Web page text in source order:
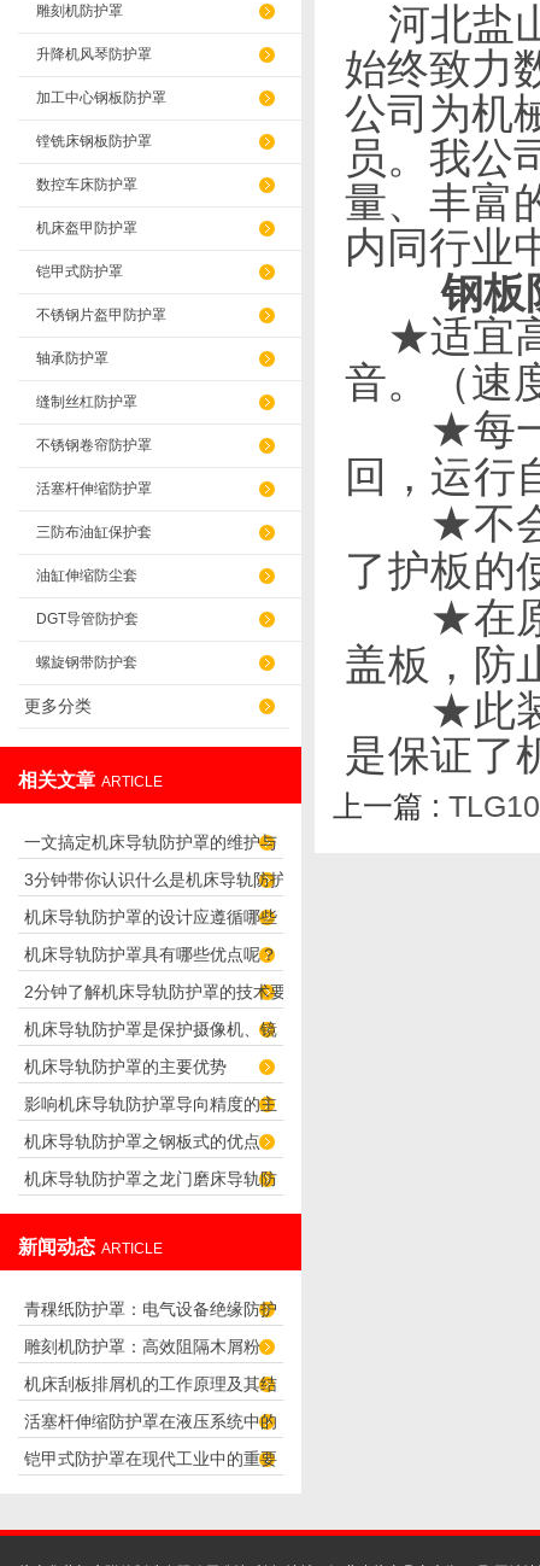
雕刻机防护罩
升降机风琴防护罩
加工中心钢板防护罩
镗铣床钢板防护罩
数控车床防护罩
机床盔甲防护罩
铠甲式防护罩
不锈钢片盔甲防护罩
轴承防护罩
缝制丝杠防护罩
不锈钢卷帘防护罩
活塞杆伸缩防护罩
三防布油缸保护套
油缸伸缩防尘套
DGT导管防护套
螺旋钢带防护套
更多分类
相关文章 ARTICLE
一文搞定机床导轨防护罩的维护与
保养要点
3分钟带你认识什么是机床导轨防护
罩
机床导轨防护罩的设计应遵循哪些
理念呢？
机床导轨防护罩具有哪些优点呢？
2分钟了解机床导轨防护罩的技术要
求
机床导轨防护罩是保护摄像机、镜
头正常工作的防护罩
机床导轨防护罩的主要优势
影响机床导轨防护罩导向精度的主
要因素
机床导轨防护罩之钢板式的优点
机床导轨防护罩之龙门磨床导轨防
新闻动态 ARTICLE
青稞纸防护罩：电气设备绝缘防护
专用方案
雕刻机防护罩：高效阻隔木屑粉
尘，守护设备精度与安全
机床刮板排屑机的工作原理及其结
构分析
活塞杆伸缩防护罩在液压系统中的
应用
铠甲式防护罩在现代工业中的重要
河北盐
始终致力
公司为机
员。我公
量、丰富
内同行业
钢板
★适宜高
音。（速
★每一
回，运行
★不会
了护板的
★在原
盖板，防
★此装
是保证了
上一篇 :